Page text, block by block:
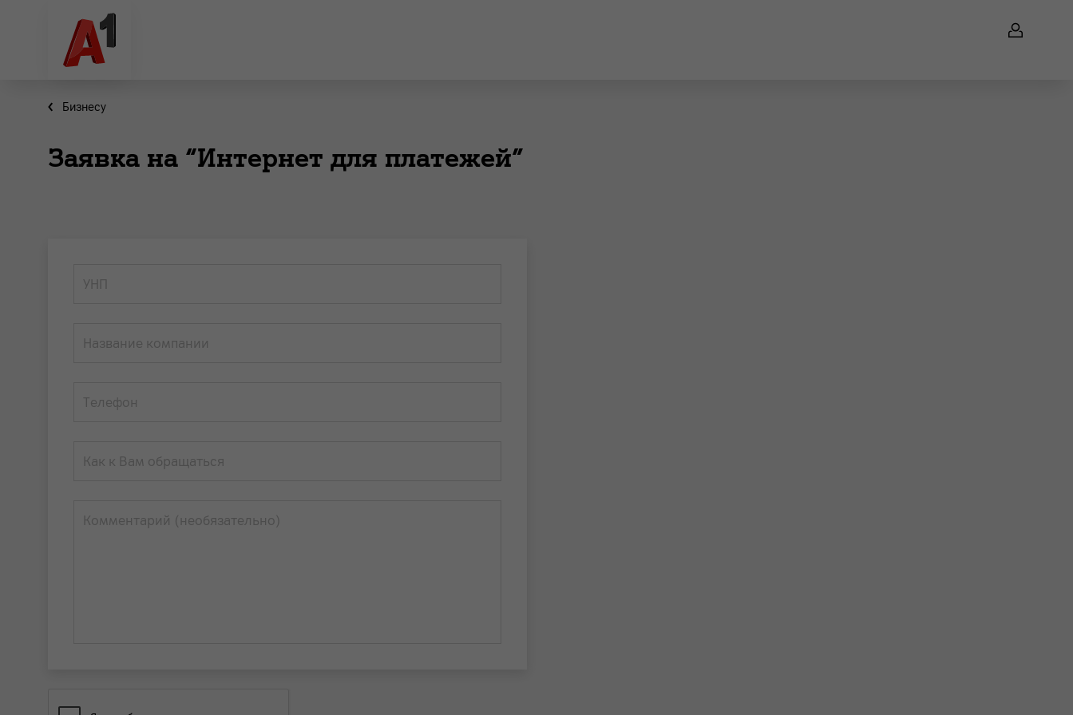
Бизнесу
Заявка на “Интернет для платежей”
УНП
Название компании
Телефон
Как к Вам обращаться
Комментарий (необязательно)